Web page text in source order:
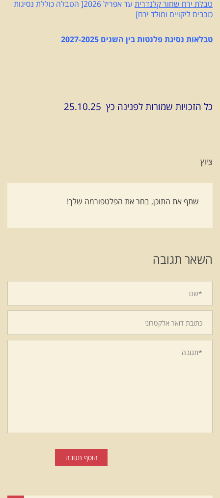
טבלת ירח שחור קלנדרית
עד אפריל 2026[ הטבלה כוללת נסיגות
כוכבים ליקויים ומולד ירח]
טבלאות נסיגת פלנטות בין השנים 2027-2025
כל הזכויות שמורות לפנינה כץ 25.10.25
ציוץ
שתף את התוכן, בחר את הפלטפורמה שלך!
השאר תגובה
הוסף תגובה